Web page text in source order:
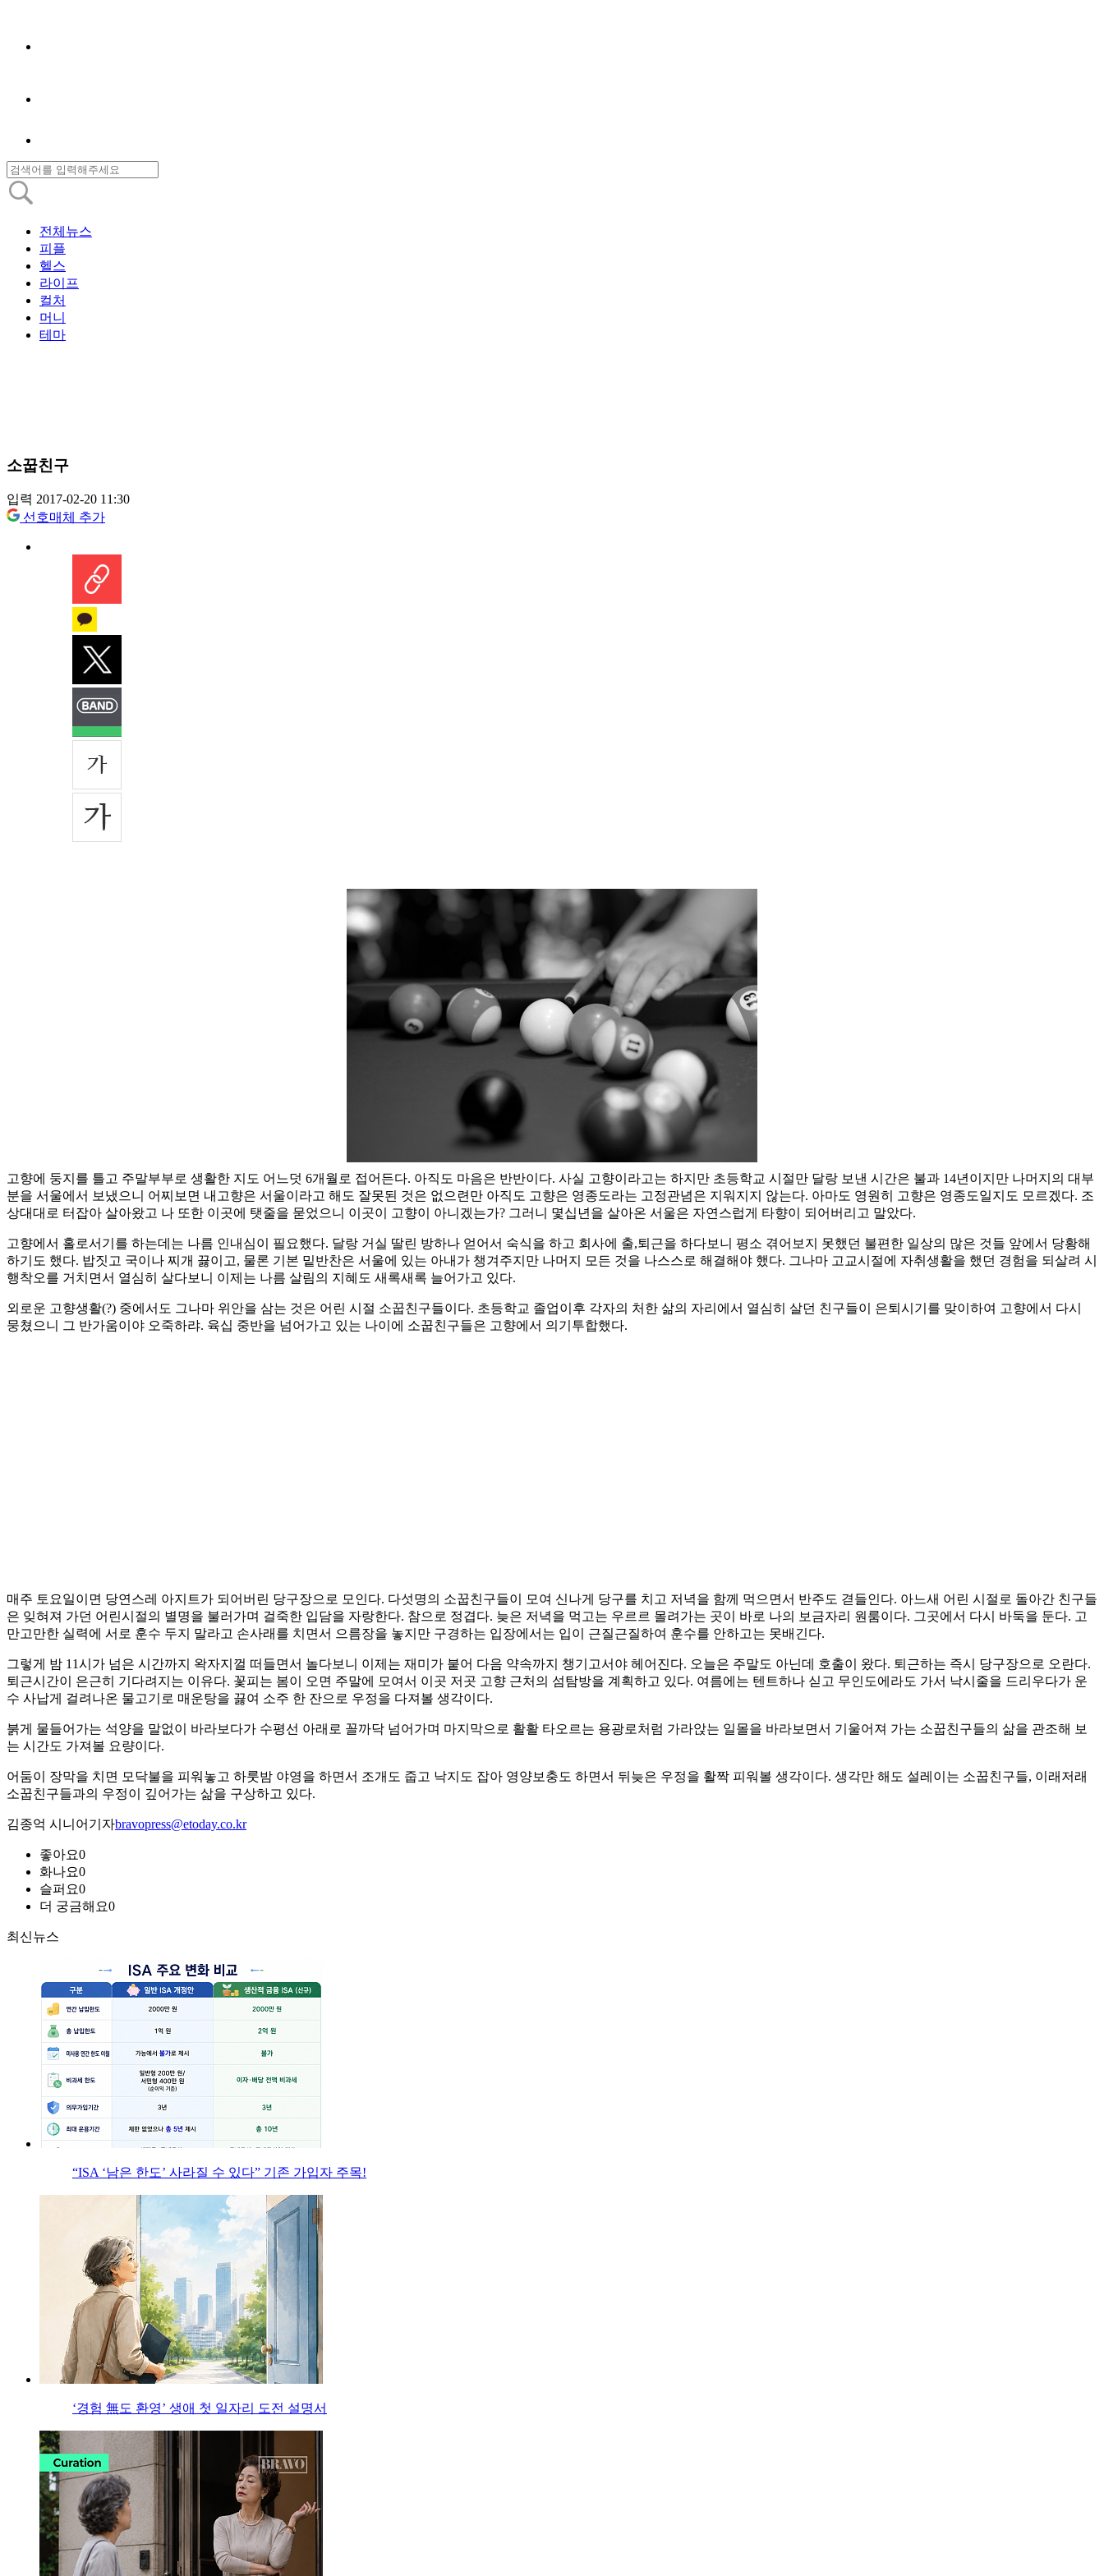
전체뉴스
피플
헬스
라이프
컬처
머니
테마
소꿉친구
입력 2017-02-20 11:30
선호매체 추가
고향에 둥지를 틀고 주말부부로 생활한 지도 어느덧 6개월로 접어든다. 아직도 마음은 반반이다. 사실 고향이라고는 하지만 초등학교 시절만 달랑 보낸 시간은 불과 14년이지만 나머지의 대부
분을 서울에서 보냈으니 어찌보면 내고향은 서울이라고 해도 잘못된 것은 없으련만 아직도 고향은 영종도라는 고정관념은 지워지지 않는다. 아마도 영원히 고향은 영종도일지도 모르겠다. 조
상대대로 터잡아 살아왔고 나 또한 이곳에 탯줄을 묻었으니 이곳이 고향이 아니겠는가? 그러니 몇십년을 살아온 서울은 자연스럽게 타향이 되어버리고 말았다.
고향에서 홀로서기를 하는데는 나름 인내심이 필요했다. 달랑 거실 딸린 방하나 얻어서 숙식을 하고 회사에 출,퇴근을 하다보니 평소 겪어보지 못했던 불편한 일상의 많은 것들 앞에서 당황해
하기도 했다. 밥짓고 국이나 찌개 끓이고, 물론 기본 밑반찬은 서울에 있는 아내가 챙겨주지만 나머지 모든 것을 나스스로 해결해야 했다. 그나마 고교시절에 자취생활을 했던 경험을 되살려 시
행착오를 거치면서 열심히 살다보니 이제는 나름 살림의 지혜도 새록새록 늘어가고 있다.
외로운 고향생활(?) 중에서도 그나마 위안을 삼는 것은 어린 시절 소꿉친구들이다. 초등학교 졸업이후 각자의 처한 삶의 자리에서 열심히 살던 친구들이 은퇴시기를 맞이하여 고향에서 다시
뭉쳤으니 그 반가움이야 오죽하랴. 육십 중반을 넘어가고 있는 나이에 소꿉친구들은 고향에서 의기투합했다.
매주 토요일이면 당연스레 아지트가 되어버린 당구장으로 모인다. 다섯명의 소꿉친구들이 모여 신나게 당구를 치고 저녁을 함께 먹으면서 반주도 겯들인다. 아느새 어린 시절로 돌아간 친구들
은 잊혀져 가던 어린시절의 별명을 불러가며 걸죽한 입담을 자랑한다. 참으로 정겹다. 늦은 저녁을 먹고는 우르르 몰려가는 곳이 바로 나의 보금자리 원룸이다. 그곳에서 다시 바둑을 둔다. 고
만고만한 실력에 서로 훈수 두지 말라고 손사래를 치면서 으름장을 놓지만 구경하는 입장에서는 입이 근질근질하여 훈수를 안하고는 못배긴다.
그렇게 밤 11시가 넘은 시간까지 왁자지껄 떠들면서 놀다보니 이제는 재미가 붙어 다음 약속까지 챙기고서야 헤어진다. 오늘은 주말도 아닌데 호출이 왔다. 퇴근하는 즉시 당구장으로 오란다.
퇴근시간이 은근히 기다려지는 이유다. 꽃피는 봄이 오면 주말에 모여서 이곳 저곳 고향 근처의 섬탐방을 계획하고 있다. 여름에는 텐트하나 싣고 무인도에라도 가서 낙시줄을 드리우다가 운
수 사납게 걸려나온 물고기로 매운탕을 끓여 소주 한 잔으로 우정을 다져볼 생각이다.
붉게 물들어가는 석양을 말없이 바라보다가 수평선 아래로 꼴까닥 넘어가며 마지막으로 활활 타오르는 용광로처럼 가라앉는 일몰을 바라보면서 기울어져 가는 소꿉친구들의 삶을 관조해 보
는 시간도 가져볼 요량이다.
어둠이 장막을 치면 모닥불을 피워놓고 하룻밤 야영을 하면서 조개도 줍고 낙지도 잡아 영양보충도 하면서 뒤늦은 우정을 활짝 피워볼 생각이다. 생각만 해도 설레이는 소꿉친구들, 이래저래
소꿉친구들과의 우정이 깊어가는 삶을 구상하고 있다.
김종억 시니어기자bravopress@etoday.co.kr
좋아요0
화나요0
슬퍼요0
더 궁금해요0
최신뉴스
“ISA ‘남은 한도’ 사라질 수 있다” 기존 가입자 주목!
‘경험 無도 환영’ 생애 첫 일자리 도전 설명서